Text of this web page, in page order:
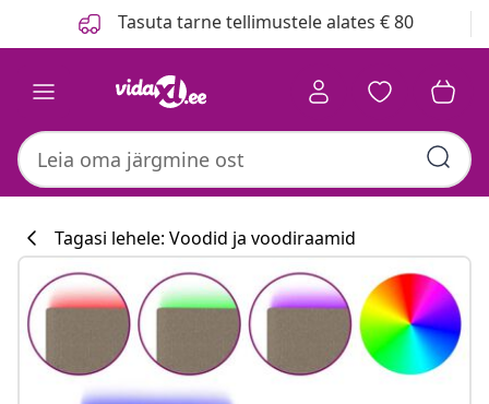
Tasuta tarne tellimustele alates € 80
Tagasi lehele: Voodid ja voodiraamid